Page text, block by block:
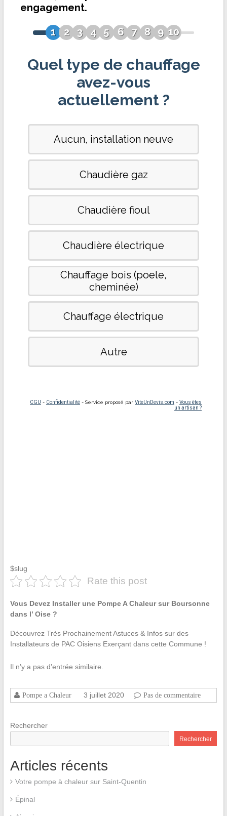
$slug
Rate this post
Vous Devez Installer une Pompe A Chaleur sur Boursonne
dans l’ Oise ?
Découvrez Très Prochainement Astuces & Infos sur des
Installateurs de PAC Oisiens Exerçant dans cette Commune !
Il n’y a pas d’entrée similaire.
Pompe a Chaleur 3 juillet 2020 Pas de commentaire
Rechercher
Rechercher
Articles récents
Votre pompe à chaleur sur Saint-Quentin
Épinal